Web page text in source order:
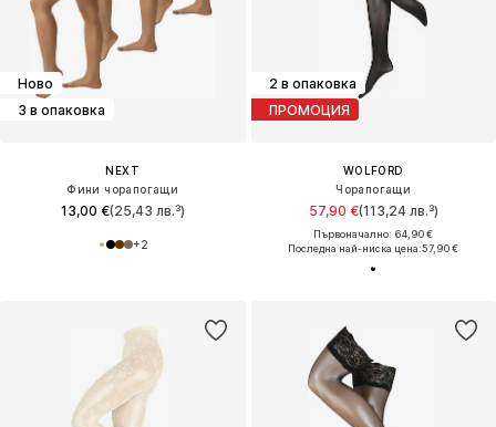
Ново
3 в опаковка
NEXT
Фини чорапогащи
13,00 €(25,43 лв.³)
+2
2 в опаковка
ПРОМОЦИЯ
WOLFORD
Чорапогащи
57,90 €(113,24 лв.³)
Първоначално: 64,90 €
Последна най-ниска цена:57,90 €